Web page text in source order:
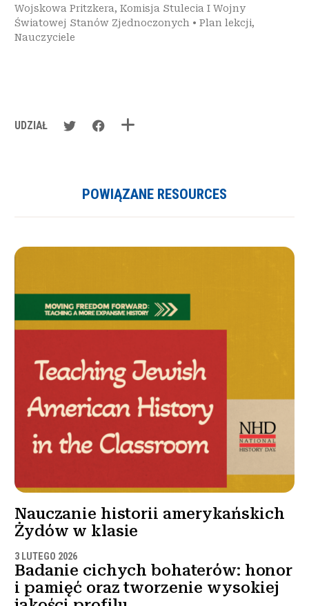
Wojskowa Pritzkera, Komisja Stulecia I Wojny
Światowej Stanów Zjednoczonych • Plan lekcji,
Nauczyciele
UDZIAŁ
POWIĄZANE RESOURCES
Nauczanie historii amerykańskich
Żydów w klasie
3 LUTEGO 2026
Badanie cichych bohaterów: honor
i pamięć oraz tworzenie wysokiej